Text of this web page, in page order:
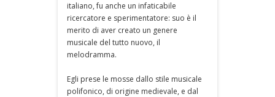
italiano, fu anche un infaticabile
ricercatore e sperimentatore: suo è il
merito di aver creato un genere
musicale del tutto nuovo, il
melodramma.
Egli prese le mosse dallo stile musicale
polifonico, di origine medievale, e dal